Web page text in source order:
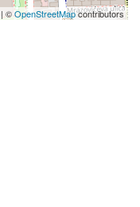
| ©OpenStreetMapcontributors